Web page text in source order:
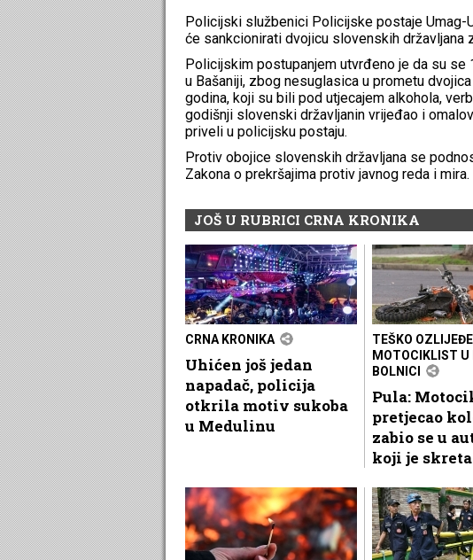
Policijski službenici Policijske postaje Umag-
će sankcionirati dvojicu slovenskih državljana
Policijskim postupanjem utvrđeno je da su
u Bašaniji, zbog nesuglasica u prometu
godina, koji su bili pod utjecajem alkohola,
godišnji slovenski državljanin vrijeđao i
priveli u policijsku postaju.
Protiv obojice slovenskih državljana se
Zakona o prekršajima protiv javnog reda i
JOŠ U RUBRICI CRNA KRONIKA
CRNA KRONIKA
Uhićen još jedan
napadač, policija
otkrila motiv sukoba
u Medulinu
TEŠKO
MOTOCIKLIST U
BOLNICI
Pula:
pretjecao
zabio se u
koji je